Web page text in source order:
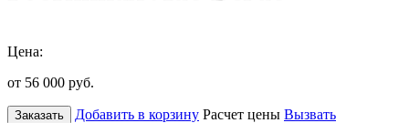
Цена:
от 56 000 руб.
Заказать Добавить в корзину Расчет цены Вызвать